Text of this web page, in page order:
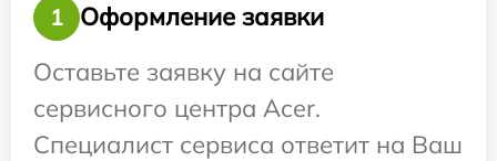
1
Оформление заявки
Оставьте заявку на сайте
сервисного центра Acer.
Специалист сервиса ответит на Ваш